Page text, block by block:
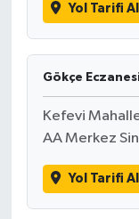
Yol Tarifi Al
Gökçe
Kefevi
AA Merkez
Yol Tarifi Al